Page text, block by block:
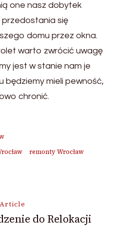
one nasz dobytek
się
domu przez okna.
warto zwrócić uwagę
jest w stanie nam je
będziemy mieli pewność,
chronić.
remonty Wrocław
do Relokacji